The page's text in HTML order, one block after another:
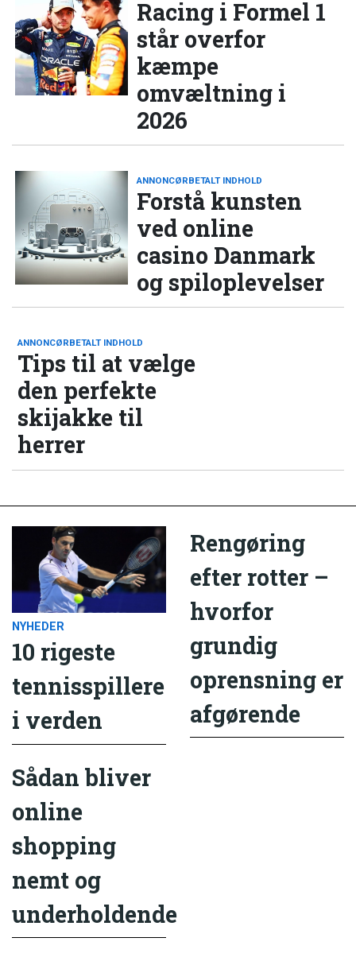
Racing i Formel 1
står overfor
kæmpe
omvæltning i
2026
ANNONCØRBETALT INDHOLD
Forstå kunsten
ved online
casino Danmark
og spiloplevelser
ANNONCØRBETALT INDHOLD
Tips til at vælge
den perfekte
skijakke til
herrer
NYHEDER
10 rigeste
tennisspillere
i verden
Rengøring
efter rotter –
hvorfor
grundig
oprensning er
afgørende
Sådan bliver
online
shopping
nemt og
underholdende